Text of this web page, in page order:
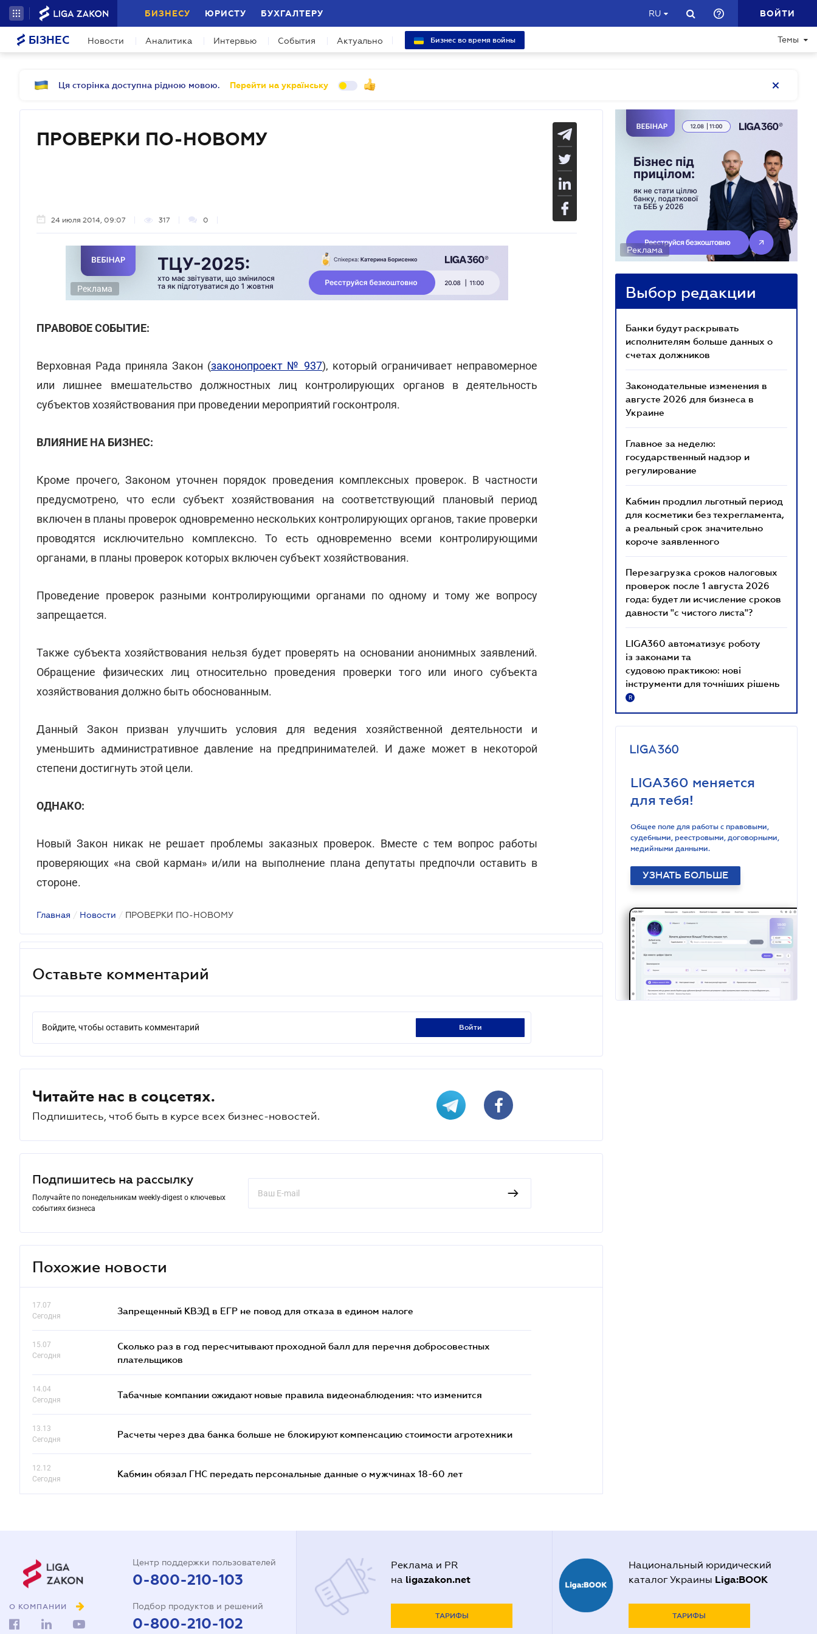
БИЗНЕСУ ЮРИСТУ БУХГАЛТЕРУ RU ВОЙТИ
БІЗНЕС Новости Аналитика Интервью События Актуально Бизнес во время войны Темы
Ця сторінка доступна рідною мовою. Перейти на українську
ПРОВЕРКИ ПО-НОВОМУ
24 июля 2014, 09:07 317 0
Реклама
ПРАВОВОЕ СОБЫТИЕ:
Верховная Рада приняла Закон (законопроект № 937), который ограничивает неправомерное
или лишнее вмешательство должностных лиц контролирующих органов в деятельность
субъектов хозяйствования при проведении мероприятий госконтроля.
ВЛИЯНИЕ НА БИЗНЕС:
Кроме прочего, Законом уточнен порядок проведения комплексных проверок. В частности
предусмотрено, что если субъект хозяйствования на соответствующий плановый период
включен в планы проверок одновременно нескольких контролирующих органов, такие проверки
проводятся исключительно комплексно. То есть одновременно всеми контролирующими
органами, в планы проверок которых включен субъект хозяйствования.
Проведение проверок разными контролирующими органами по одному и тому же вопросу
запрещается.
Также субъекта хозяйствования нельзя будет проверять на основании анонимных заявлений.
Обращение физических лиц относительно проведения проверки того или иного субъекта
хозяйствования должно быть обоснованным.
Данный Закон призван улучшить условия для ведения хозяйственной деятельности и
уменьшить административное давление на предпринимателей. И даже может в некоторой
степени достигнуть этой цели.
ОДНАКО:
Новый Закон никак не решает проблемы заказных проверок. Вместе с тем вопрос работы
проверяющих «на свой карман» и/или на выполнение плана депутаты предпочли оставить в
стороне.
Главная / Новости / ПРОВЕРКИ ПО-НОВОМУ
Оставьте комментарий
Войдите, чтобы оставить комментарий войти
Читайте нас в соцсетях.
Подпишитесь, чтоб быть в курсе всех бизнес-новостей.
Подпишитесь на рассылку
Получайте по понедельникам weekly-digest о ключевых
событиях бизнеса
Похожие новости
17.07
Сегодня
Запрещенный КВЭД в ЕГР не повод для отказа в едином налоге
15.07
Сегодня
Сколько раз в год пересчитывают проходной балл для перечня добросовестных
плательщиков
14.04
Сегодня
Табачные компании ожидают новые правила видеонаблюдения: что изменится
13.13
Сегодня
Расчеты через два банка больше не блокируют компенсацию стоимости агротехники
12.12
Сегодня
Кабмин обязал ГНС передать персональные данные о мужчинах 18-60 лет
Реклама
Выбор редакции
Банки будут раскрывать
исполнителям больше данных о
счетах должников
Законодательные изменения в
августе 2026 для бизнеса в
Украине
Главное за неделю:
государственный надзор и
регулирование
Кабмин продлил льготный период
для косметики без техрегламента,
а реальный срок значительно
короче заявленного
Перезагрузка сроков налоговых
проверок после 1 августа 2026
года: будет ли исчисление сроков
давности "с чистого листа"?
LIGA360 автоматизує роботу
із законами та
судовою практикою: нові
інструменти для точніших рішень
R
LIGA360 меняется
для тебя!
Общее поле для работы с правовыми,
судебными, реестровыми, договорными,
медийными данными.
УЗНАТЬ БОЛЬШЕ
О КОМПАНИИ
Центр поддержки пользователей
0-800-210-103
Подбор продуктов и решений
0-800-210-102
Реклама и PR
на ligazakon.net
ТАРИФЫ
Национальный юридический
каталог Украины Liga:BOOK
ТАРИФЫ